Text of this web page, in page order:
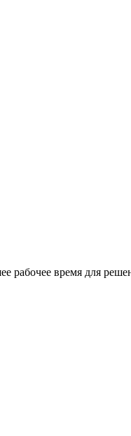
рабочее время для